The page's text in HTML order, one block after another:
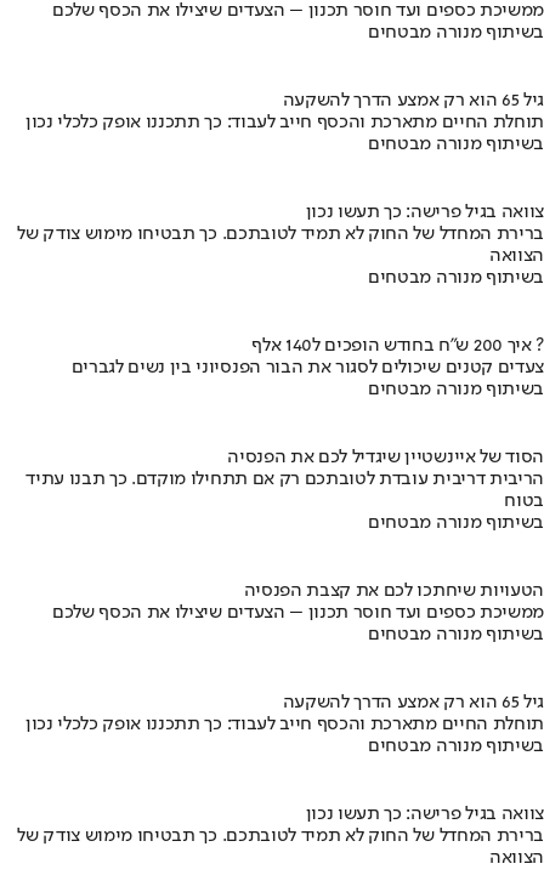
ממשיכת כספים ועד חוסר תכנון – הצעדים שיצילו את הכסף שלכם
בשיתוף מנורה מבטחים
גיל 65 הוא רק אמצע הדרך להשקעה
תוחלת החיים מתארכת והכסף חייב לעבוד: כך תתכננו אופק כלכלי נכון
בשיתוף מנורה מבטחים
צוואה בגיל פרישה: כך תעשו נכון
ברירת המחדל של החוק לא תמיד לטובתכם. כך תבטיחו מימוש צודק של
הצוואה
בשיתוף מנורה מבטחים
איך 200 ש"ח בחודש הופכים ל140 אלף ?
צעדים קטנים שיכולים לסגור את הבור הפנסיוני בין נשים לגברים
בשיתוף מנורה מבטחים
הסוד של איינשטיין שיגדיל לכם את הפנסיה
הריבית דריבית עובדת לטובתכם רק אם תתחילו מוקדם. כך תבנו עתיד
בטוח
בשיתוף מנורה מבטחים
הטעויות שיחתכו לכם את קצבת הפנסיה
ממשיכת כספים ועד חוסר תכנון – הצעדים שיצילו את הכסף שלכם
בשיתוף מנורה מבטחים
גיל 65 הוא רק אמצע הדרך להשקעה
תוחלת החיים מתארכת והכסף חייב לעבוד: כך תתכננו אופק כלכלי נכון
בשיתוף מנורה מבטחים
צוואה בגיל פרישה: כך תעשו נכון
ברירת המחדל של החוק לא תמיד לטובתכם. כך תבטיחו מימוש צודק של
הצוואה